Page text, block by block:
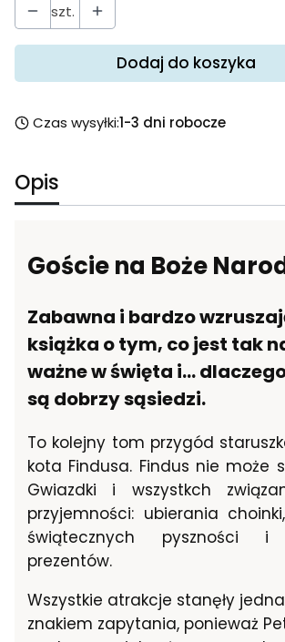
szt.
Dodaj do koszyka
Czas wysyłki:1-3 dni robocze
Opis
Goście na Boże
Zabawna i bardzo
książka o tym, co jest tak
ważne w święta i...
są dobrzy sąsiedzi.
To kolejny tom przygód
kota Findusa. Findus nie może
Gwiazdki i wszystkch
przyjemności: ubierania
świątecznych pyszności i
prezentów.
Wszystkie atrakcje stanęły
znakiem zapytania, ponieważ